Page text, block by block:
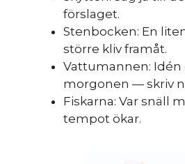
förslaget.
Stenbocken: En
större kliv framåt.
Vattumannen: Idén
morgonen — skriv
Fiskarna: Var snäll
tempot ökar.